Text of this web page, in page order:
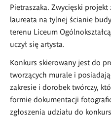
Pietraszaka. Zwycięski
laureata na tylnej ścianie
terenu Liceum
uczył się artysta.
Konkurs skierowany jest do
tworzących murale i
zakresie i dorobek twórczy,
formie dokumentacji
zgłoszenia udziału do